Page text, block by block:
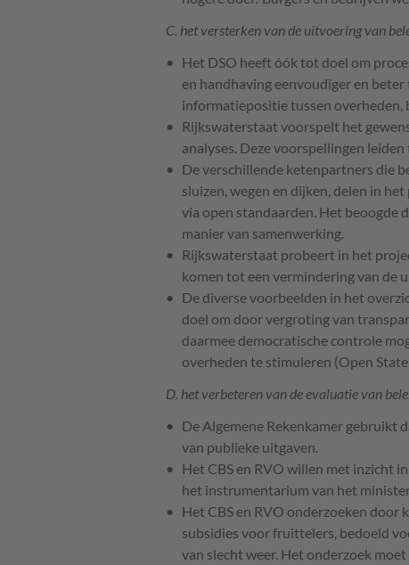
C. het versterken van de uitvoering van
Het DSO heeft óók tot doel om
en handhaving eenvoudiger en
informatiepositie tussen overheden,
Rijkswaterstaat voorspelt het
analyses. Deze voorspellingen
De verschillende ketenpartners die
sluizen, wegen en dijken, delen in
via open standaarden. Het beoogde
manier van samenwerking.
Rijkswaterstaat probeert in het
komen tot een vermindering van de
De diverse voorbeelden in het
doel om door vergroting van
daarmee democratische controle
overheden te stimuleren (Open
D. het verbeteren van de evaluatie van
De Algemene Rekenkamer gebruikt
van publieke uitgaven.
Het CBS en RVO willen met inzicht
het instrumentarium van het
Het CBS en RVO onderzoeken
subsidies voor fruittelers, bedoeld
van slecht weer. Het onderzoek